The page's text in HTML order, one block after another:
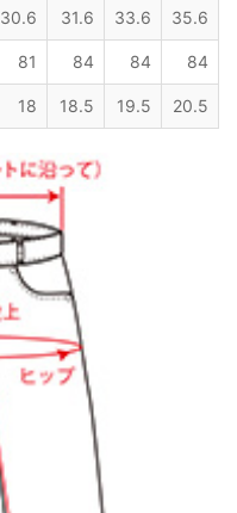
30.6 31.6 33.6 35.6
81 84 84 84
18 18.5 19.5 20.5